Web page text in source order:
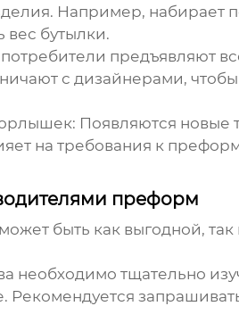
Например, набирает
вес бутылки.
предъявляют
с дизайнерами,
Появляются новые
на требования к
преформ
быть как выгодной,
необходимо тщательно